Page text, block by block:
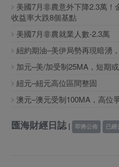
美國7月非農意外下降2.3萬
收益率大跌8個基點
美國7月非農就業人數-2.3萬
紐約期油–美伊局勢再現暗湧
加元–美/加受制25MA，短期
紐元–紐元高位區間整固
澳元–澳元受制100MA，高位
匯海財經日誌 | 即將公佈 已經